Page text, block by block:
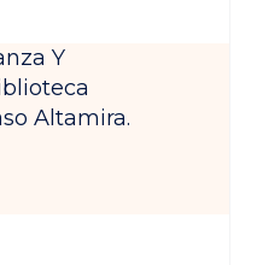
Y
Altamira.